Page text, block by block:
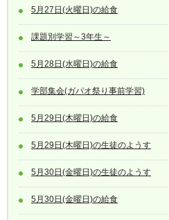
5月27日(火曜日)の給食
課題別学習～3年生～
5月28日(水曜日)の給食
学部集会(ガパオ祭り事前学習)
5月29日(木曜日)の給食
5月29日(木曜日)の生徒のようす
5月30日(金曜日)の生徒のようす
5月30日(金曜日)の給食